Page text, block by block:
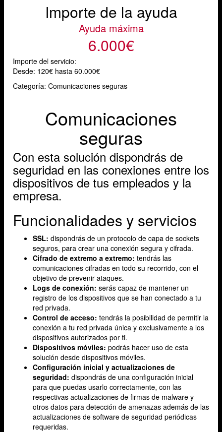
Importe de la ayuda
Ayuda máxima
6.000€
Importe del servicio:
Desde: 120€ hasta 60.000€
Categoría: Comunicaciones seguras
Comunicaciones
seguras
Con esta solución dispondrás de
seguridad en las conexiones entre los
dispositivos de tus empleados y la
empresa.
Funcionalidades y servicios
SSL: dispondrás de un protocolo de capa de sockets
seguros, para crear una conexión segura y cifrada.
Cifrado de extremo a extremo: tendrás las
comunicaciones cifradas en todo su recorrido, con el
objetivo de prevenir ataques.
Logs de conexión: serás capaz de mantener un
registro de los dispositivos que se han conectado a tu
red privada.
Control de acceso: tendrás la posibilidad de permitir la
conexión a tu red privada única y exclusivamente a los
dispositivos autorizados por ti.
Dispositivos móviles: podrás hacer uso de esta
solución desde dispositivos móviles.
Configuración inicial y actualizaciones de
seguridad: dispondrás de una configuración inicial
para que puedas usarlo correctamente, con las
respectivas actualizaciones de firmas de malware y
otros datos para detección de amenazas además de las
actualizaciones de software de seguridad periódicas
requeridas.